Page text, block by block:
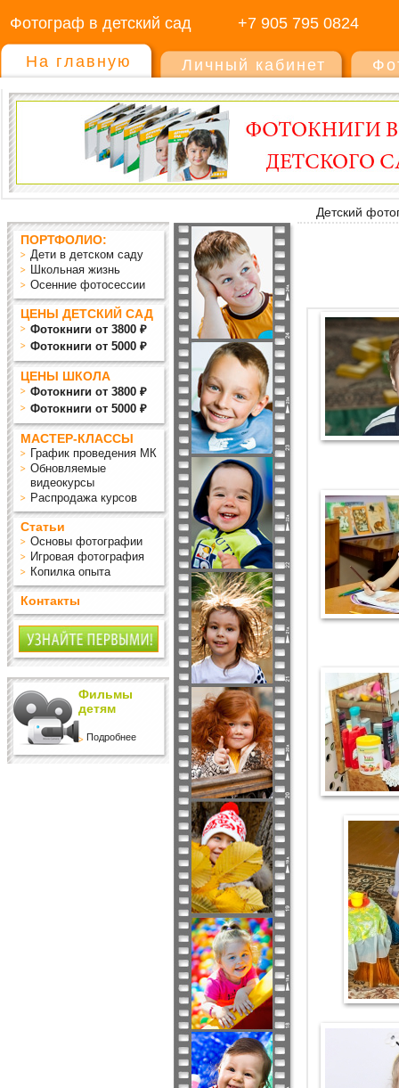
Фотограф в детский сад +7 905 795 0824
На главную Личный кабинет
Детский
ПОРТФОЛИО:
Дети в детском саду
Школьная жизнь
Осенние фотосессии
ЦЕНЫ ДЕТСКИЙ САД
Фотокниги от 3800 ₽
Фотокниги от 5000 ₽
ЦЕНЫ ШКОЛА
Фотокниги от 3800 ₽
Фотокниги от 5000 ₽
МАСТЕР-КЛАССЫ
График проведения МК
Обновляемые
видеокурсы
Распродажа курсов
Статьи
Основы фотографии
Игровая фотография
Копилка опыта
Контакты
Фильмы
детям
Подробнее